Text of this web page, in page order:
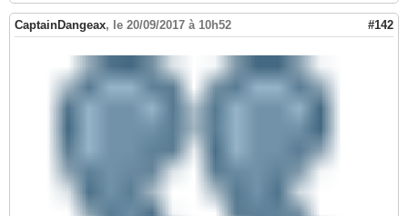
CaptainDangeax, le 20/09/2017 à 10h52 #142